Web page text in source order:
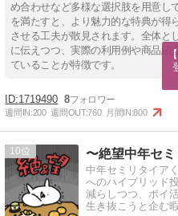
め合わせなど多様な選択肢を用意し
を満たすと、より魅力的な特典が得
させる工夫が散見されます。全体と
に伝えつつ、実際の利用例や商品紹
ていることが特徴です。
1719490 8
週間IN:200 週間OUT:760 月間IN:800
10
中年セミリタイア
へのハイブリッド
減らしつつ、ポイ
生き抜こうと企む